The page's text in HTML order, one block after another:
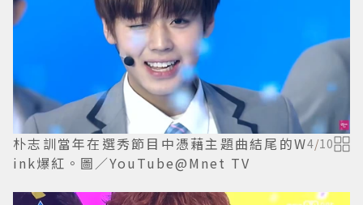
朴志訓當年在選秀節目中憑藉主題曲結尾的W
ink爆紅。圖／YouTube@Mnet TV
4/10